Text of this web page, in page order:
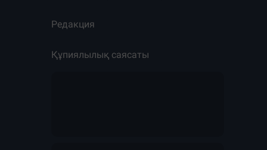
Редакция
Құпиялылық саясаты